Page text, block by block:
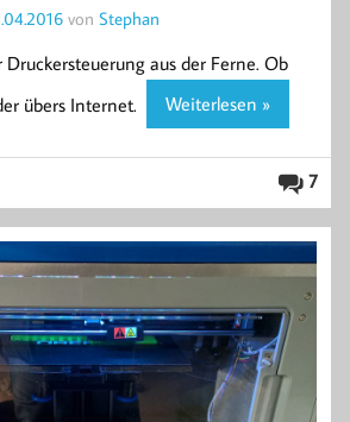
von Stephan
aus der Ferne. Ob
übers Internet.
Weiterlesen »
7